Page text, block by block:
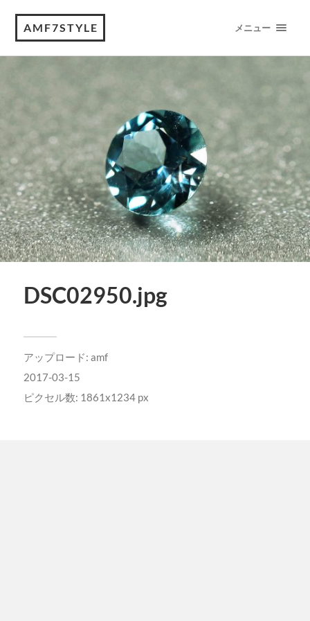
AMF7STYLE メニュー
DSC02950.jpg
アップロード: amf
2017-03-15
ピクセル数: 1861x1234 px